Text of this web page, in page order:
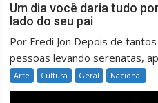
Um dia você daria tudo
lado do seu pai
Por Fredi Jon Depois de
pessoas levando serenatas,
Arte Cultura Geral Nacional